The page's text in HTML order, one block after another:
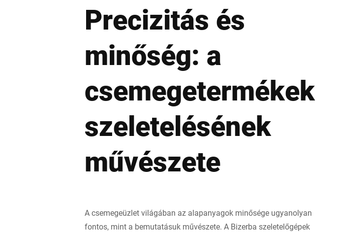
Lengyelország
Svájc
Egyesült Királyság
Precizitás és
minőség: a
csemegetermékek
szeletelésének
művészete
A csemegeüzlet világában az alapanyagok minősége ugyanolyan
fontos, mint a bemutatásuk művészete. A Bizerba szeletelőgépek